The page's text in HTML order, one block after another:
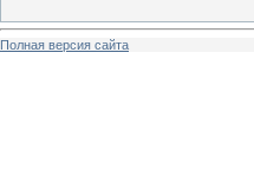
Полная версия сайта